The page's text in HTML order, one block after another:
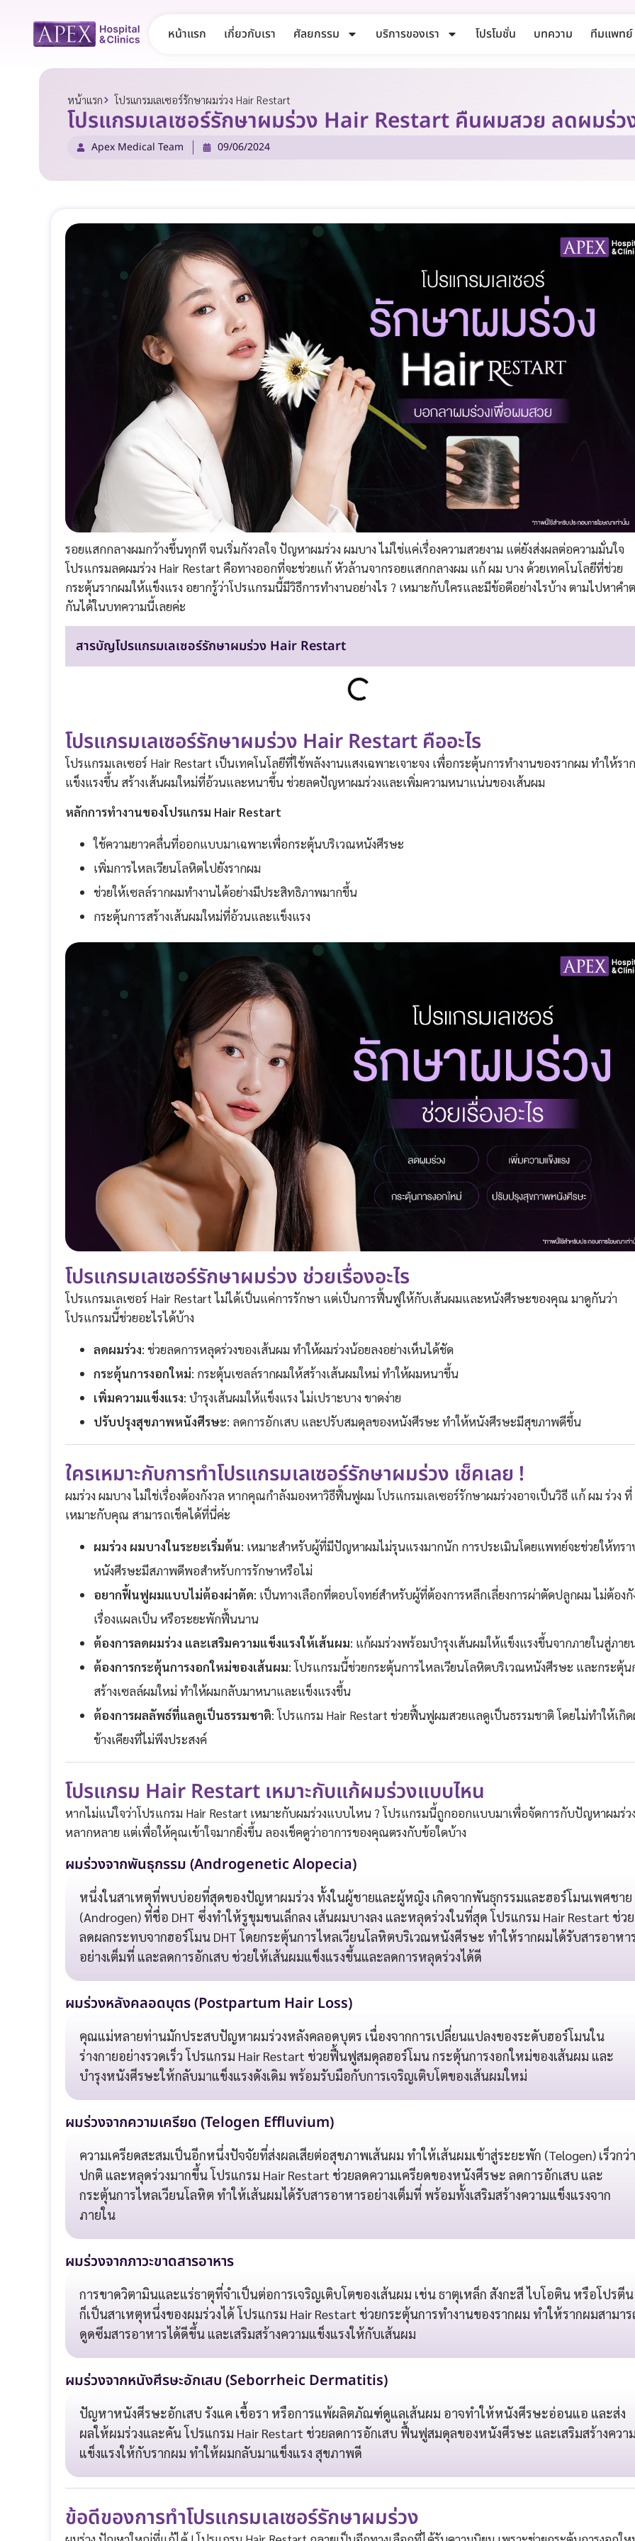
หน้าแรก เกี่ยวกับเรา ศัลยกรรม บริการของเรา โปรโมชั่น บทความ ทีมแพทย์
หน้าแรก โปรแกรมเลเซอร์รักษาผมร่วง Hair Restart
โปรแกรมเลเซอร์รักษาผมร่วง Hair Restart คืนผมสวย ลดผมร่ว
Apex Medical Team 09/06/2024
รอยแสกกลางผมกว้างขึ้นทุกที จนเริ่มกังวลใจ ปัญหาผมร่วง ผมบาง ไม่ใช่แค่เรื่องความสวยงาม แต่ยังส่งผลต่อความมั่นใจ
โปรแกรมลดผมร่วง Hair Restart คือทางออกที่จะช่วยแก้ หัวล้านจากรอยแสกกลางผม แก้ ผม บาง ด้วยเทคโนโลยีที่ช่วย
กระตุ้นรากผมให้แข็งแรง อยากรู้ว่าโปรแกรมนี้มีวิธีการทำงานอย่างไร ? เหมาะกับใครและมีข้อดีอย่างไรบ้าง ตามไปหาคำ
กันได้ในบทความนี้เลยค่ะ
สารบัญโปรแกรมเลเซอร์รักษาผมร่วง Hair Restart
โปรแกรมเลเซอร์รักษาผมร่วง Hair Restart คืออะไร
โปรแกรมเลเซอร์ Hair Restart เป็นเทคโนโลยีที่ใช้พลังงานแสงเฉพาะเจาะจง เพื่อกระตุ้นการทำงานของรากผม ทำให้รา
แข็งแรงขึ้น สร้างเส้นผมใหม่ที่อ้วนและหนาขึ้น ช่วยลดปัญหาผมร่วงและเพิ่มความหนาแน่นของเส้นผม
หลักการทำงานของโปรแกรม Hair Restart
ใช้ความยาวคลื่นที่ออกแบบมาเฉพาะเพื่อกระตุ้นบริเวณหนังศีรษะ
เพิ่มการไหลเวียนโลหิตไปยังรากผม
ช่วยให้เซลล์รากผมทำงานได้อย่างมีประสิทธิภาพมากขึ้น
กระตุ้นการสร้างเส้นผมใหม่ที่อ้วนและแข็งแรง
โปรแกรมเลเซอร์รักษาผมร่วง ช่วยเรื่องอะไร
โปรแกรมเลเซอร์ Hair Restart ไม่ได้เป็นแค่การรักษา แต่เป็นการฟื้นฟูให้กับเส้นผมและหนังศีรษะของคุณ มาดูกันว่า
โปรแกรมนี้ช่วยอะไรได้บ้าง
ลดผมร่วง: ช่วยลดการหลุดร่วงของเส้นผม ทำให้ผมร่วงน้อยลงอย่างเห็นได้ชัด
กระตุ้นการงอกใหม่: กระตุ้นเซลล์รากผมให้สร้างเส้นผมใหม่ ทำให้ผมหนาขึ้น
เพิ่มความแข็งแรง: บำรุงเส้นผมให้แข็งแรง ไม่เปราะบาง ขาดง่าย
ปรับปรุงสุขภาพหนังศีรษะ: ลดการอักเสบ และปรับสมดุลของหนังศีรษะ ทำให้หนังศีรษะมีสุขภาพดีขึ้น
ใครเหมาะกับการทำโปรแกรมเลเซอร์รักษาผมร่วง เช็คเลย !
ผมร่วง ผมบาง ไม่ใช่เรื่องต้องกังวล หากคุณกำลังมองหาวิธีฟื้นฟูผม โปรแกรมเลเซอร์รักษาผมร่วงอาจเป็นวิธี แก้ ผม ร่วง ที่
เหมาะกับคุณ สามารถเช็คได้ที่นี่ค่ะ
ผมร่วง ผมบางในระยะเริ่มต้น: เหมาะสำหรับผู้ที่มีปัญหาผมไม่รุนแรงมากนัก การประเมินโดยแพทย์จะช่วยให้ทรา
หนังศีรษะมีสภาพดีพอสำหรับการรักษาหรือไม่
อยากฟื้นฟูผมแบบไม่ต้องผ่าตัด: เป็นทางเลือกที่ตอบโจทย์สำหรับผู้ที่ต้องการหลีกเลี่ยงการผ่าตัดปลูกผม ไม่ต้องกั
เรื่องแผลเป็น หรือระยะพักฟื้นนาน
ต้องการลดผมร่วง และเสริมความแข็งแรงให้เส้นผม: แก้ผมร่วงพร้อมบำรุงเส้นผมให้แข็งแรงขึ้นจากภายในสู่ภา
ต้องการกระตุ้นการงอกใหม่ของเส้นผม: โปรแกรมนี้ช่วยกระตุ้นการไหลเวียนโลหิตบริเวณหนังศีรษะ และกระตุ้น
สร้างเซลล์ผมใหม่ ทำให้ผมกลับมาหนาและแข็งแรงขึ้น
ต้องการผลลัพธ์ที่แลดูเป็นธรรมชาติ: โปรแกรม Hair Restart ช่วยฟื้นฟูผมสวยแลดูเป็นธรรมชาติ โดยไม่ทำให้เกิ
ข้างเคียงที่ไม่พึงประสงค์
โปรแกรม Hair Restart เหมาะกับแก้ผมร่วงแบบไหน
หากไม่แน่ใจว่าโปรแกรม Hair Restart เหมาะกับผมร่วงแบบไหน ? โปรแกรมนี้ถูกออกแบบมาเพื่อจัดการกับปัญหาผมร่ว
หลากหลาย แต่เพื่อให้คุณเข้าใจมากยิ่งขึ้น ลองเช็คดูว่าอาการของคุณตรงกับข้อใดบ้าง
ผมร่วงจากพันธุกรรม (Androgenetic Alopecia)
หนึ่งในสาเหตุที่พบบ่อยที่สุดของปัญหาผมร่วง ทั้งในผู้ชายและผู้หญิง เกิดจากพันธุกรรมและฮอร์โมนเพศชาย
(Androgen) ที่ชื่อ DHT ซึ่งทำให้รูขุมขนเล็กลง เส้นผมบางลง และหลุดร่วงในที่สุด โปรแกรม Hair Restart ช่วย
ลดผลกระทบจากฮอร์โมน DHT โดยกระตุ้นการไหลเวียนโลหิตบริเวณหนังศีรษะ ทำให้รากผมได้รับสารอาหา
อย่างเต็มที่ และลดการอักเสบ ช่วยให้เส้นผมแข็งแรงขึ้นและลดการหลุดร่วงได้ดี
ผมร่วงหลังคลอดบุตร (Postpartum Hair Loss)
คุณแม่หลายท่านมักประสบปัญหาผมร่วงหลังคลอดบุตร เนื่องจากการเปลี่ยนแปลงของระดับฮอร์โมนใน
ร่างกายอย่างรวดเร็ว โปรแกรม Hair Restart ช่วยฟื้นฟูสมดุลฮอร์โมน กระตุ้นการงอกใหม่ของเส้นผม และ
บำรุงหนังศีรษะให้กลับมาแข็งแรงดังเดิม พร้อมรับมือกับการเจริญเติบโตของเส้นผมใหม่
ผมร่วงจากความเครียด (Telogen Effluvium)
ความเครียดสะสมเป็นอีกหนึ่งปัจจัยที่ส่งผลเสียต่อสุขภาพเส้นผม ทำให้เส้นผมเข้าสู่ระยะพัก (Telogen) เร็วกว่า
ปกติ และหลุดร่วงมากขึ้น โปรแกรม Hair Restart ช่วยลดความเครียดของหนังศีรษะ ลดการอักเสบ และ
กระตุ้นการไหลเวียนโลหิต ทำให้เส้นผมได้รับสารอาหารอย่างเต็มที่ พร้อมทั้งเสริมสร้างความแข็งแรงจาก
ภายใน
ผมร่วงจากภาวะขาดสารอาหาร
การขาดวิตามินและแร่ธาตุที่จำเป็นต่อการเจริญเติบโตของเส้นผม เช่น ธาตุเหล็ก สังกะสี ไบโอติน หรือโปรตีน
ก็เป็นสาเหตุหนึ่งของผมร่วงได้ โปรแกรม Hair Restart ช่วยกระตุ้นการทำงานของรากผม ทำให้รากผมสามาร
ดูดซึมสารอาหารได้ดีขึ้น และเสริมสร้างความแข็งแรงให้กับเส้นผม
ผมร่วงจากหนังศีรษะอักเสบ (Seborrheic Dermatitis)
ปัญหาหนังศีรษะอักเสบ รังแค เชื้อรา หรือการแพ้ผลิตภัณฑ์ดูแลเส้นผม อาจทำให้หนังศีรษะอ่อนแอ และส่ง
ผลให้ผมร่วงและคัน โปรแกรม Hair Restart ช่วยลดการอักเสบ ฟื้นฟูสมดุลของหนังศีรษะ และเสริมสร้างควา
แข็งแรงให้กับรากผม ทำให้ผมกลับมาแข็งแรง สุขภาพดี
ข้อดีของการทำโปรแกรมเลเซอร์รักษาผมร่วง